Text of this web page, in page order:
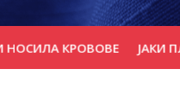
КРОВОВЕ ЈАКИ